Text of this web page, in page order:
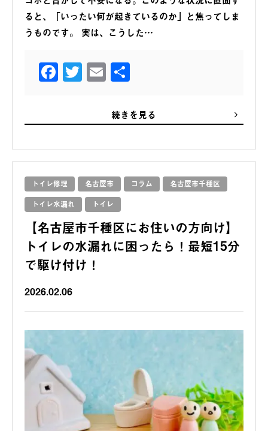
ると、「いったい何が起きているのか」と焦ってしま
うものです。 実は、こうした…
Facebook
Twitter
Email
続きを見る
トイレ修理 名古屋市 コラム
名古屋市千種区
トイレ水漏れ
トイレ
【名古屋市千種区にお住いの方向け】
トイレの水漏れに困ったら！最短15分
で駆け付け！
2026.02.06